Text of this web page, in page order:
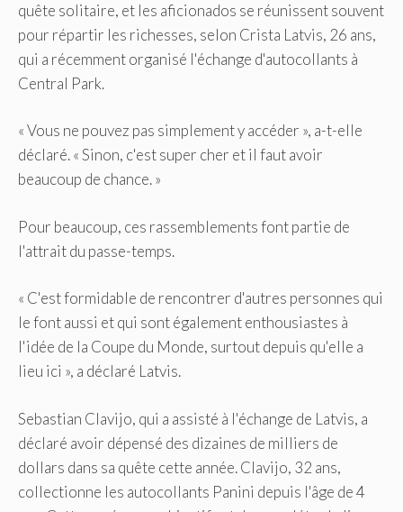
quête solitaire, et les aficionados se réunissent souvent
pour répartir les richesses, selon Crista Latvis, 26 ans,
qui a récemment organisé l'échange d'autocollants à
Central Park.
« Vous ne pouvez pas simplement y accéder », a-t-elle
déclaré. « Sinon, c'est super cher et il faut avoir
beaucoup de chance. »
Pour beaucoup, ces rassemblements font partie de
l'attrait du passe-temps.
« C'est formidable de rencontrer d'autres personnes qui
le font aussi et qui sont également enthousiastes à
l'idée de la Coupe du Monde, surtout depuis qu'elle a
lieu ici », a déclaré Latvis.
Sebastian Clavijo, qui a assisté à l'échange de Latvis, a
déclaré avoir dépensé des dizaines de milliers de
dollars dans sa quête cette année. Clavijo, 32 ans,
collectionne les autocollants Panini depuis l'âge de 4